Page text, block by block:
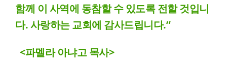
함께 이 사역에 동참할 수 있도록 전할 것입니
다. 사랑하는 교회에 감사드립니다.”
<파멜라 아냐고 목사>